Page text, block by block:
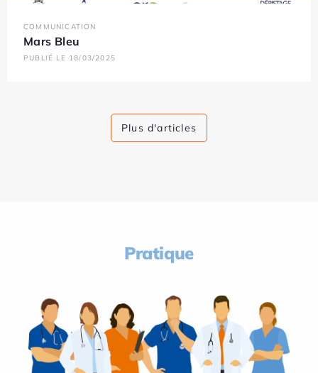
COMMUNICATION
Mars Bleu
PUBLIÉ LE 18/03/2025
Plus d'articles
Pratique